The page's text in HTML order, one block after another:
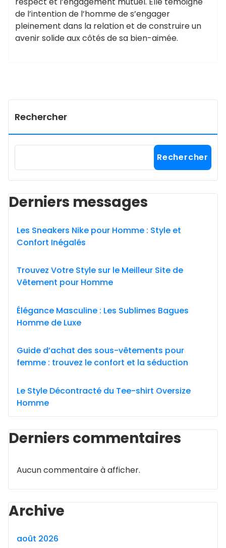
de l’intention de l’homme de s’engager
pleinement dans la relation et de construire un
avenir solide aux côtés de sa bien-aimée.
Rechercher
Rechercher
Derniers messages
Les Sneakers Nike pour Homme : Style et
Confort Inégalés
Trouvez Votre Style sur le Meilleur Site de
Vêtement pour Homme
Élégance Masculine : Les Sublimes Bagues
Homme de Luxe
Guide d’achat des sous-vêtements pour
femme : trouvez le confort et la séduction
Le Style Décontracté du Tee-shirt Oversize
Homme
Derniers commentaires
Aucun commentaire à afficher.
Archive
août 2026